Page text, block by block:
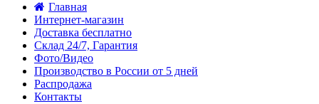
Главная
Интернет-магазин
Доставка бесплатно
Склад 24/7, Гарантия
Фото/Видео
Производство в России от 5 дней
Распродажа
Контакты